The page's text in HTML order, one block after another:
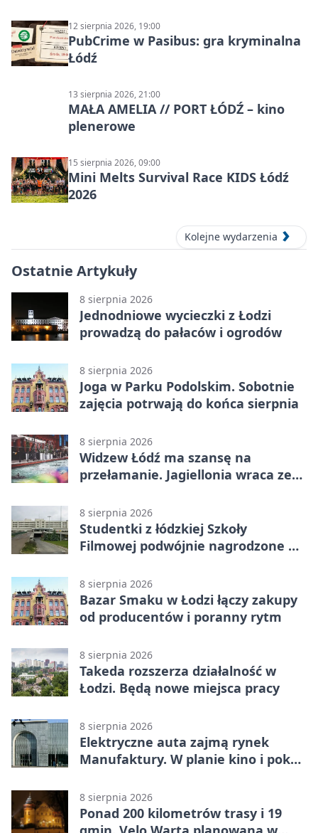
12 sierpnia 2026, 19:00
PubCrime w Pasibus: gra kryminalna
Łódź
13 sierpnia 2026, 21:00
MAŁA AMELIA // PORT ŁÓDŹ – kino
plenerowe
15 sierpnia 2026, 09:00
Mini Melts Survival Race KIDS Łódź
2026
Kolejne wydarzenia
Ostatnie Artykuły
8 sierpnia 2026
Jednodniowe wycieczki z Łodzi
prowadzą do pałaców i ogrodów
8 sierpnia 2026
Joga w Parku Podolskim. Sobotnie
zajęcia potrwają do końca sierpnia
8 sierpnia 2026
Widzew Łódź ma szansę na
przełamanie. Jagiellonia wraca ze
8 sierpnia 2026
Studentki z łódzkiej Szkoły
Filmowej podwójnie nagrodzone na
8 sierpnia 2026
Bazar Smaku w Łodzi łączy zakupy
od producentów i poranny rytm
8 sierpnia 2026
Takeda rozszerza działalność w
Łodzi. Będą nowe miejsca pracy
8 sierpnia 2026
Elektryczne auta zajmą rynek
Manufaktury. W planie kino i pokaz
8 sierpnia 2026
Ponad 200 kilometrów trasy i 19